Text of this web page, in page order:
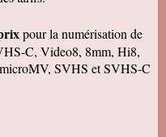
vous remercie
laquelle vous avez
votre travail.
pour la numérisation de
C, Video8, 8mm, Hi8,
SVHS et SVHS-C